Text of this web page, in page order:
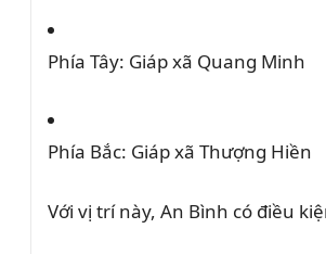
Phía Tây: Giáp xã Quang Minh
Phía Bắc: Giáp xã Thượng Hiền
Với vị trí này, An Bình có điều